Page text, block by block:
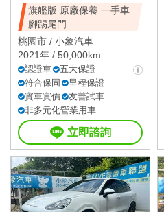
旗艦版 原廠保養 一手車
腳踢尾門
桃園市 / 小象汽車
2021年 / 50,000km
認證車
五大保證
符合保固
里程保證
實車實價
友善試車
非多元化營業用車
立即諮詢